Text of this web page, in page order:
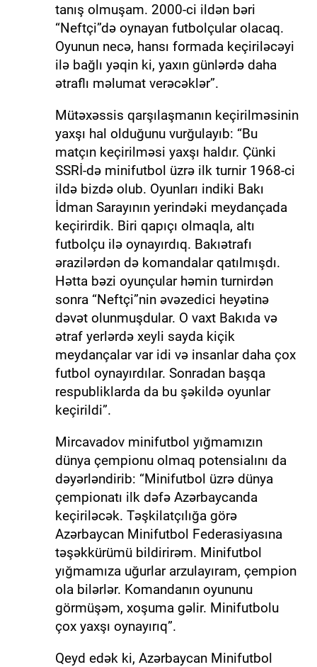
tanış olmuşam. 2000-ci ildən bəri
“Neftçi”də oynayan futbolçular olacaq.
Oyunun necə, hansı formada keçiriləcəyi
ilə bağlı yəqin ki, yaxın günlərdə daha
ətraflı məlumat verəcəklər”.
Mütəxəssis qarşılaşmanın keçirilməsinin
yaxşı hal olduğunu vurğulayıb: “Bu
matçın keçirilməsi yaxşı haldır. Çünki
SSRİ-də minifutbol üzrə ilk turnir 1968-ci
ildə bizdə olub. Oyunları indiki Bakı
İdman Sarayının yerindəki meydançada
keçirirdik. Biri qapıçı olmaqla, altı
futbolçu ilə oynayırdıq. Bakıətrafı
ərazilərdən də komandalar qatılmışdı.
Hətta bəzi oyunçular həmin turnirdən
sonra “Neftçi”nin əvəzedici heyətinə
dəvət olunmuşdular. O vaxt Bakıda və
ətraf yerlərdə xeyli sayda kiçik
meydançalar var idi və insanlar daha çox
futbol oynayırdılar. Sonradan başqa
respubliklarda da bu şəkildə oyunlar
keçirildi”.
Mircavadov minifutbol yığmamızın
dünya çempionu olmaq potensialını da
dəyərləndirib: “Minifutbol üzrə dünya
çempionatı ilk dəfə Azərbaycanda
keçiriləcək. Təşkilatçılığa görə
Azərbaycan Minifutbol Federasiyasına
təşəkkürümü bildirirəm. Minifutbol
yığmamıza uğurlar arzulayıram, çempion
ola bilərlər. Komandanın oyununu
görmüşəm, xoşuma gəlir. Minifutbolu
çox yaxşı oynayırıq”.
Qeyd edək ki, Azərbaycan Minifutbol